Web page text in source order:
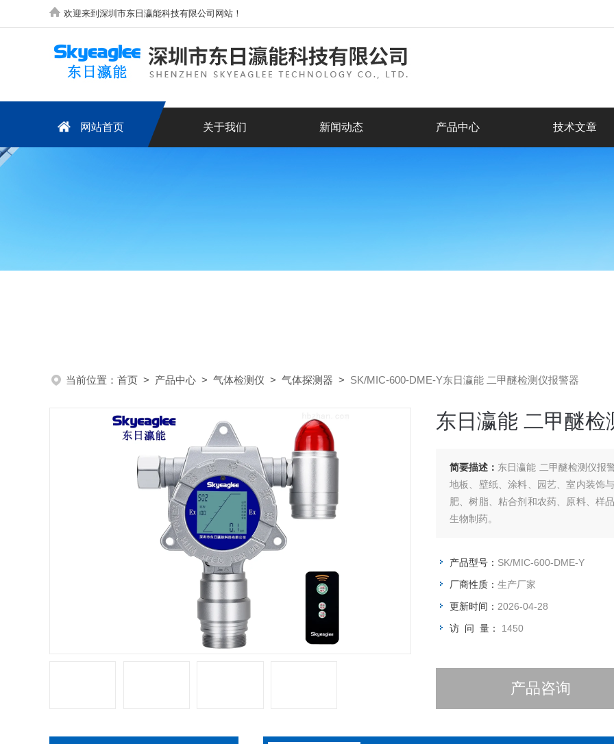
欢迎来到深圳市东日瀛能科技有限公司网站！
网站首页 关于我们 新闻动态 产品中心 技术文章
当前位置： 首页 > 产品中心 > 气体检测仪 > 气体探测器 > SK/MIC-600-DME-Y东日瀛能 二甲醚检测仪报警器
东日瀛能 二甲醚检
简要描述： 东日瀛能 二甲醚检测仪报
地板、壁纸、涂料、园艺、室内装饰
肥、树脂、粘合剂和农药、原料、样
生物制药。
产品型号： SK/MIC-600-DME-Y
厂商性质： 生产厂家
更新时间： 2026-04-28
访 问 量： 1450
产品咨询